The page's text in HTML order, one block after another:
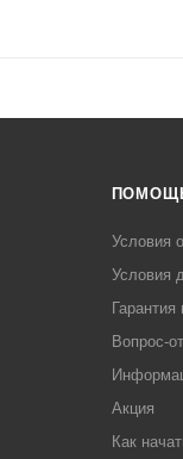
Условия
Условия
Гарантия
Вопрос-
Акция
Как